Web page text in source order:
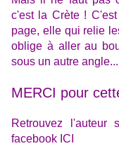
c'est la Crète !
page, elle qui relie
oblige à aller au
sous un autre angle...
MERCI pour
Retrouvez l'auteur
facebook ICI